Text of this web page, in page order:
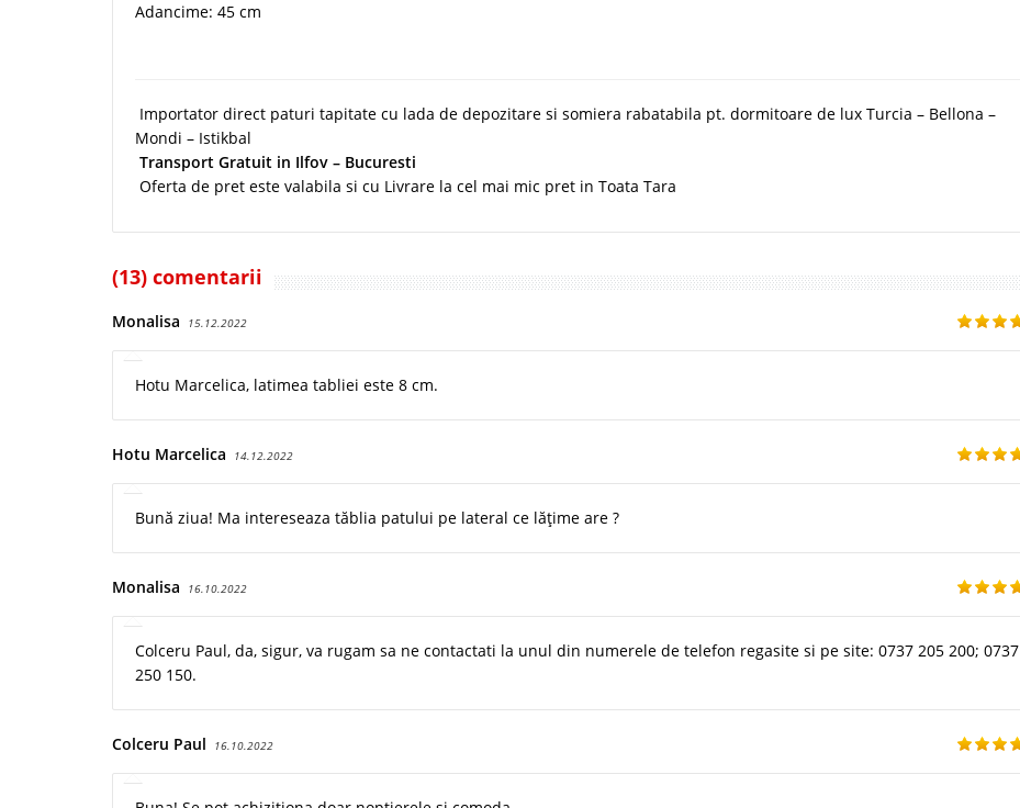
Adancime: 45 cm
Importator direct paturi tapitate cu lada de depozitare si somiera rabatabila pt. dormitoare de lux Turcia – Bellona –
Mondi – Istikbal
Transport Gratuit in Ilfov – Bucuresti
Oferta de pret este valabila si cu Livrare la cel mai mic pret in Toata Tara
(13) comentarii
Monalisa 15.12.2022
Hotu Marcelica, latimea tabliei este 8 cm.
Hotu Marcelica 14.12.2022
Bună ziua! Ma intereseaza tăblia patului pe lateral ce lățime are ?
Monalisa 16.10.2022
Colceru Paul, da, sigur, va rugam sa ne contactati la unul din numerele de telefon regasite si pe site: 0737 205 200; 0737
250 150.
Colceru Paul 16.10.2022